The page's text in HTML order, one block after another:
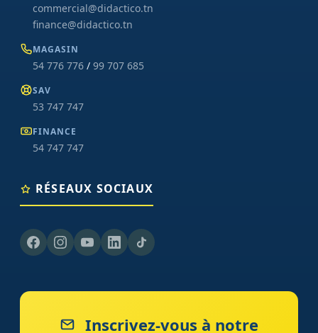
commercial@didactico.tn
finance@didactico.tn
MAGASIN
54 776 776 / 99 707 685
SAV
53 747 747
FINANCE
54 747 747
RÉSEAUX SOCIAUX
Inscrivez-vous à notre